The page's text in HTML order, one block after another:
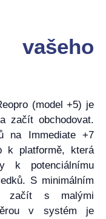
(model +5) je
začít obchodovat.
na Immediate +7
k platformě, která
k potenciálnímu
S minimálním
začít s malými
v systém je